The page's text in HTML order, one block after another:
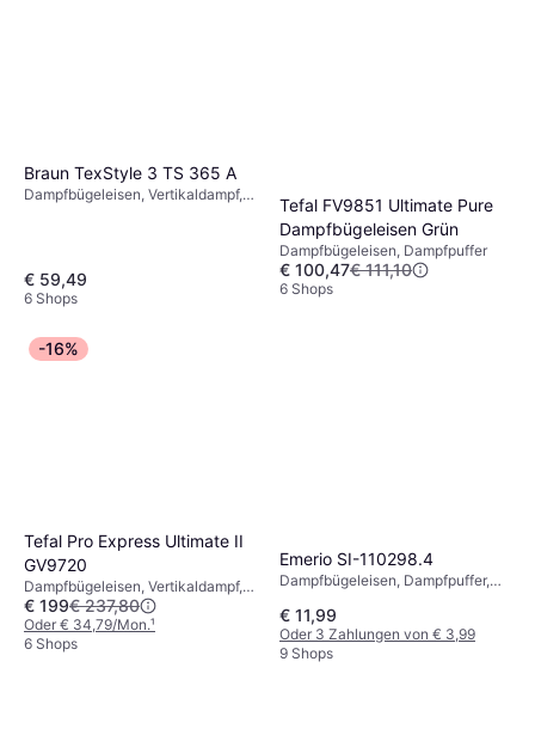
Braun TexStyle 3 TS 365 A
Dampfbügeleisen, Vertikaldampf,
Dampfkapazität: 30g, 300 ml
€ 59,49
6 Shops
Tefal FV9851 Ultimate Pure
Dampfbügeleisen Grün
Dampfbügeleisen, Dampfpuffer
€ 100,47€ 111,10
6 Shops
-16%
Tefal Pro Express Ultimate II
GV9720
Dampfbügeleisen, Vertikaldampf,
Dampfpuffer, Selbstreinigung,
3000 W, 1200 ml 28.6 cm 34.6 cm
€ 199€ 237,80
Oder € 34,79/Mon.¹
6 Shops
Emerio SI-110298.4
Dampfbügeleisen, Dampfpuffer,
Selbstreinigung, 2000 W,
Dampfkapazität: 17g, 200 ml 11.1
cm 14.2 cm
€ 11,99
Oder 3 Zahlungen von € 3,99
9 Shops